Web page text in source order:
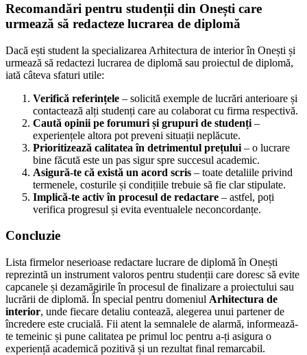
Recomandări pentru studenții din Onești care
urmează să redacteze lucrarea de diplomă
Dacă ești student la specializarea Arhitectura de interior în Onești și
urmează să redactezi lucrarea de diplomă sau proiectul de diplomă,
iată câteva sfaturi utile:
Verifică referințele – solicită exemple de lucrări anterioare și
contactează alți studenți care au colaborat cu firma respectivă.
Caută opinii pe forumuri și grupuri de studenți –
experiențele altora pot preveni situații neplăcute.
Prioritizează calitatea în detrimentul prețului – o lucrare
bine făcută este un pas sigur spre succesul academic.
Asigură-te că există un acord scris – toate detaliile privind
termenele, costurile și condițiile trebuie să fie clar stipulate.
Implică-te activ în procesul de redactare – astfel, poți
verifica progresul și evita eventualele neconcordanțe.
Concluzie
Lista firmelor neserioase redactare lucrare de diplomă în Onești
reprezintă un instrument valoros pentru studenții care doresc să evite
capcanele și dezamăgirile în procesul de finalizare a proiectului sau
lucrării de diplomă. În special pentru domeniul Arhitectura de
interior, unde fiecare detaliu contează, alegerea unui partener de
încredere este crucială. Fii atent la semnalele de alarmă, informează-
te temeinic și pune calitatea pe primul loc pentru a-ți asigura o
experiență academică pozitivă și un rezultat final remarcabil.